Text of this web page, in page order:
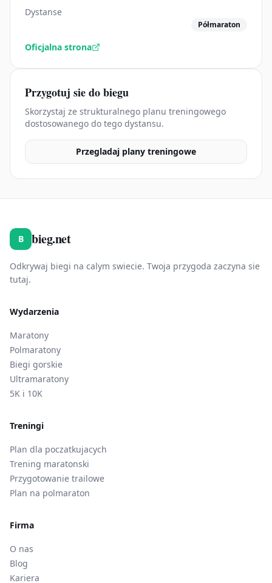
Dystanse
Półmaraton
Oficjalna strona
Przygotuj sie do biegu
Skorzystaj ze strukturalnego planu treningowego
dostosowanego do tego dystansu.
Przegladaj plany treningowe
B bieg.net
Odkrywaj biegi na calym swiecie. Twoja przygoda zaczyna sie
tutaj.
Wydarzenia
Maratony
Polmaratony
Biegi gorskie
Ultramaratony
5K i 10K
Treningi
Plan dla poczatkujacych
Trening maratonski
Przygotowanie trailowe
Plan na polmaraton
Firma
O nas
Blog
Kariera